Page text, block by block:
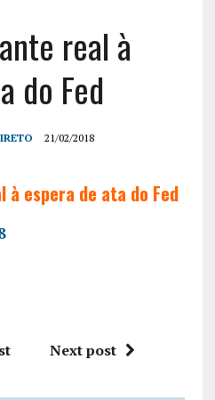
real à
do Fed
21/02/2018
espera de ata do Fed
Next post